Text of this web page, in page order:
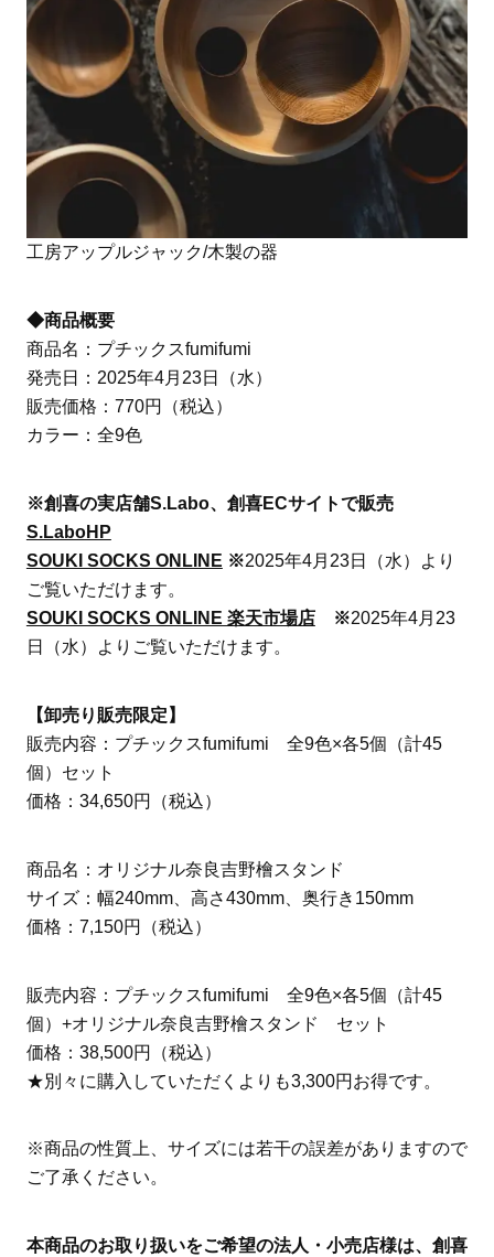
工房アップルジャック/木製の器
◆商品概要
商品名：プチックスfumifumi
発売日：2025年4月23日（水）
販売価格：770円（税込）
カラー：全9色
※創喜の実店舗S.Labo、創喜ECサイトで販売
S.LaboHP
SOUKI SOCKS ONLINE ※2025年4月23日（水）より
ご覧いただけます。
SOUKI SOCKS ONLINE 楽天市場店※2025年4月23
日（水）よりご覧いただけます。
【卸売り販売限定】
販売内容：プチックスfumifumi 全9色×各5個（計45
個）セット
価格：34,650円（税込）
商品名：オリジナル奈良吉野檜スタンド
サイズ：幅240mm、高さ430mm、奥行き150mm
価格：7,150円（税込）
販売内容：プチックスfumifumi 全9色×各5個（計45
個）+オリジナル奈良吉野檜スタンド セット
価格：38,500円（税込）
★別々に購入していただくよりも3,300円お得です。
※商品の性質上、サイズには若干の誤差がありますので
ご了承ください。
本商品のお取り扱いをご希望の法人・小売店様は、創喜